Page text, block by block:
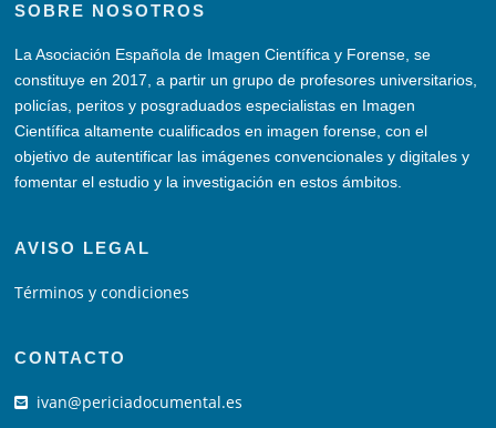
SOBRE NOSOTROS
La Asociación Española de Imagen Científica y Forense, se
constituye en 2017, a partir un grupo de profesores universitarios,
policías, peritos y posgraduados especialistas en Imagen
Científica altamente cualificados en imagen forense, con el
objetivo de autentificar las imágenes convencionales y digitales y
fomentar el estudio y la investigación en estos ámbitos.
AVISO LEGAL
Términos y condiciones
CONTACTO
ivan@periciadocumental.es